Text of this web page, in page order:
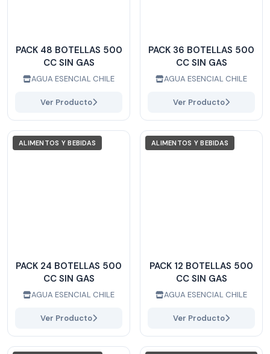
PACK 48 BOTELLAS 500
CC SIN GAS
AGUA ESENCIAL CHILE
Ver Producto
PACK 36 BOTELLAS 500
CC SIN GAS
AGUA ESENCIAL CHILE
Ver Producto
ALIMENTOS Y BEBIDAS
PACK 24 BOTELLAS 500
CC SIN GAS
AGUA ESENCIAL CHILE
Ver Producto
ALIMENTOS Y BEBIDAS
PACK 12 BOTELLAS 500
CC SIN GAS
AGUA ESENCIAL CHILE
Ver Producto